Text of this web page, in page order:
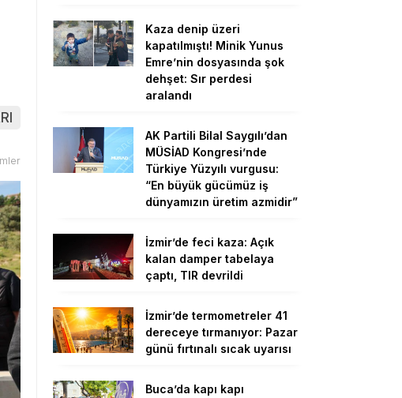
Kaza denip üzeri
kapatılmıştı! Minik Yunus
Emre’nin dosyasında şok
dehşet: Sır perdesi
aralandı
AK Partili Bilal Saygılı’dan
MÜSİAD Kongresi’nde
Türkiye Yüzyılı vurgusu:
“En büyük gücümüz iş
dünyamızın üretim azmidir”
İzmir’de feci kaza: Açık
kalan damper tabelaya
çaptı, TIR devrildi
İzmir’de termometreler 41
dereceye tırmanıyor: Pazar
günü fırtınalı sıcak uyarısı
Buca’da kapı kapı